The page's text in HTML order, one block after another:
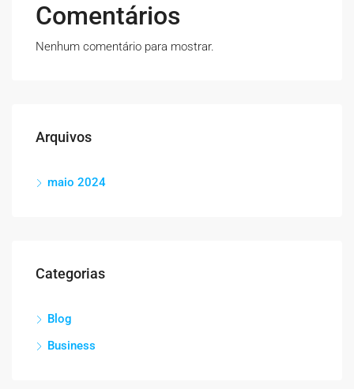
Comentários
Nenhum comentário para mostrar.
Arquivos
maio 2024
Categorias
Blog
Business